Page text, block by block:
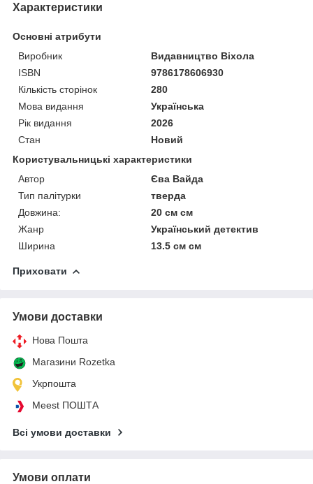
Характеристики
Основні атрибути
Виробник
Видавництво Віхола
ISBN
9786178606930
Кількість сторінок
280
Мова видання
Українська
Рік видання
2026
Стан
Новий
Користувальницькі характеристики
Автор
Єва Вайда
Тип палітурки
тверда
Довжина:
20 см см
Жанр
Український детектив
Ширина
13.5 см см
Приховати
Умови доставки
Нова Пошта
Магазини Rozetka
Укрпошта
Meest ПОШТА
Всі умови доставки
Умови оплати